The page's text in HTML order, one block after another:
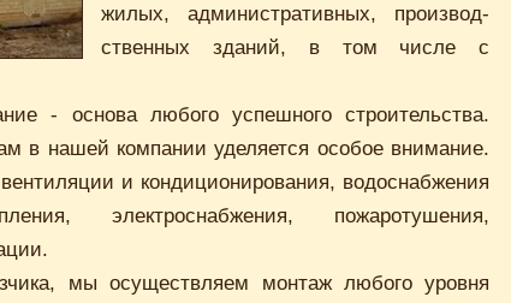
жилых, административных, производ­
ственных зданий, в том числе с
- основа любого успешного строительства.
в нашей компании уделяется особое внимание.
и кондиционирования, водоснабжения
электроснабжения, пожаротушения,
мы осуществляем монтаж любого уровня